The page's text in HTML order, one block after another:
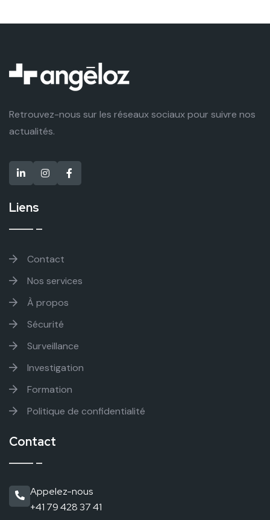
Retrouvez-nous sur les réseaux sociaux pour suivre nos
actualités.
Liens
Contact
Nos services
À propos
Sécurité
Surveillance
Investigation
Formation
Politique de confidentialité
Contact
Appelez-nous
+41 79 428 37 41